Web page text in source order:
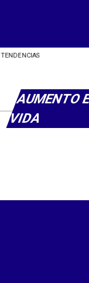
TENDENCIAS
AUMENTO
VIDA